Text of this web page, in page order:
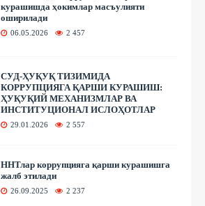
курашишда ҳокимлар масъулияти
оширилади
06.05.2026 2 457
СУД-ҲУҚУҚ ТИЗИМИДА
КОРРУПЦИЯГА ҚАРШИ КУРАШИШ:
ҲУҚУҚИЙ МЕХАНИЗМЛАР ВА
ИНСТИТУЦИОНАЛ ИСЛОҲОТЛАР
29.01.2026 2 557
ННТлар коррупцияга қарши курашишга
жалб этилади
26.09.2025 2 237